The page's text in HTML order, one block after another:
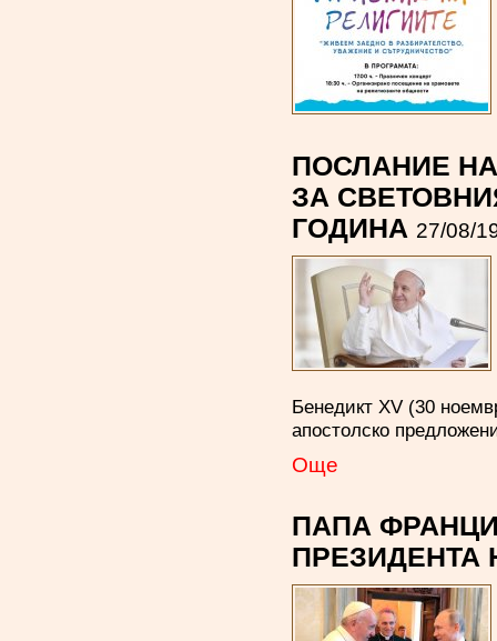
ПОСЛАНИЕ
ЗА
ГОДИНА 27/08/
Бенедикт ХV (30
апостолско
Oще
ПАПА
ПРЕЗИДЕНТА